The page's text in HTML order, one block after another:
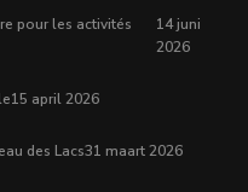
pour les activités
14 juni
2026
15 april 2026
des Lacs31 maart 2026